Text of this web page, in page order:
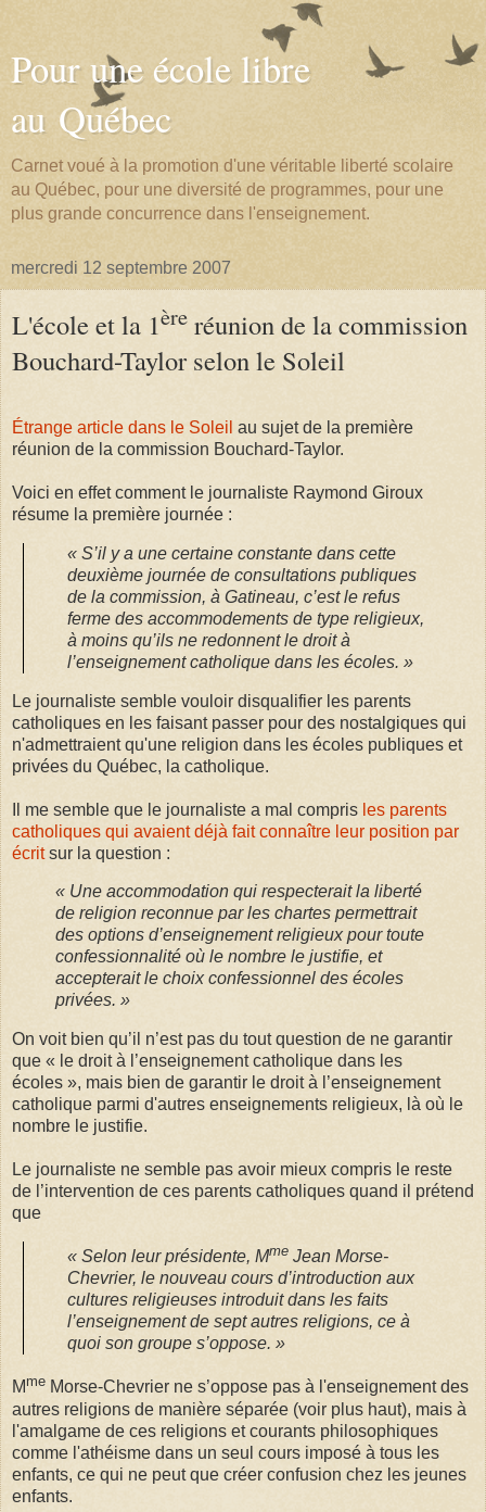
Pour une école libre
au Québec
Carnet voué à la promotion d'une véritable liberté scolaire
au Québec, pour une diversité de programmes, pour une
plus grande concurrence dans l'enseignement.
mercredi 12 septembre 2007
L'école et la 1ère réunion de la commission
Bouchard-Taylor selon le Soleil
Étrange article dans le Soleil au sujet de la première
réunion de la commission Bouchard-Taylor.
Voici en effet comment le journaliste Raymond Giroux
résume la première journée :
« S’il y a une certaine constante dans cette
deuxième journée de consultations publiques
de la commission, à Gatineau, c’est le refus
ferme des accommodements de type religieux,
à moins qu’ils ne redonnent le droit à
l’enseignement catholique dans les écoles. »
Le journaliste semble vouloir disqualifier les parents
catholiques en les faisant passer pour des nostalgiques qui
n'admettraient qu'une religion dans les écoles publiques et
privées du Québec, la catholique.
Il me semble que le journaliste a mal compris les parents
catholiques qui avaient déjà fait connaître leur position par
écritsur la question :
« Une accommodation qui respecterait la liberté
de religion reconnue par les chartes permettrait
des options d’enseignement religieux pour toute
confessionnalité où le nombre le justifie, et
accepterait le choix confessionnel des écoles
privées. »
On voit bien qu’il n’est pas du tout question de ne garantir
que « le droit à l’enseignement catholique dans les
écoles », mais bien de garantir le droit à l’enseignement
catholique parmi d'autres enseignements religieux, là où le
nombre le justifie.
Le journaliste ne semble pas avoir mieux compris le reste
de l’intervention de ces parents catholiques quand il prétend
que
« Selon leur présidente, Mme Jean Morse-
Chevrier, le nouveau cours d’introduction aux
cultures religieuses introduit dans les faits
l’enseignement de sept autres religions, ce à
quoi son groupe s’oppose. »
M me Morse-Chevrier ne s’oppose pas à l'enseignement des
autres religions de manière séparée (voir plus haut), mais à
l'amalgame de ces religions et courants philosophiques
comme l'athéisme dans un seul cours imposé à tous les
enfants, ce qui ne peut que créer confusion chez les jeunes
enfants.